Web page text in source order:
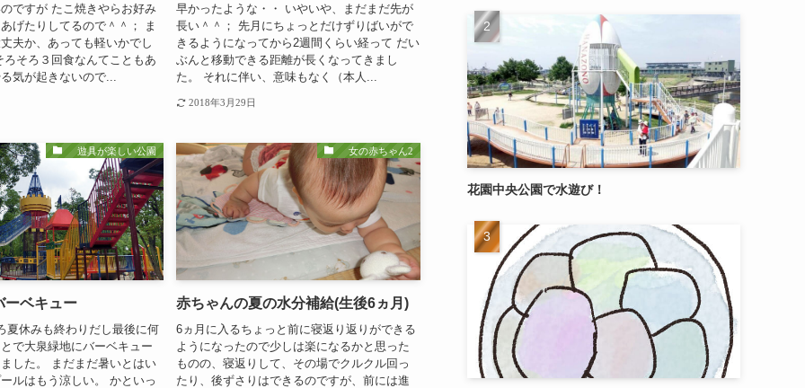
ですが たこ焼きやらお好み
げたりしてるので＾＾； ま
夫か、あっても軽いかでし
ろそろ３回食なんてこともあ
気が起きないので...
早かったような・・ いやいや、まだまだ先が
長い＾＾； 先月にちょっとだけずりばいがで
きるようになってから2週間くらい経って だい
ぶんと移動できる距離が長くなってきまし
た。 それに伴い、意味もなく（本人...
2018年3月29日
遊具が楽しい公園
ーベキュー
夏休みも終わりだし最後に何
で大泉緑地にバーベキュー
した。 まだまだ暑いとはい
ルはもう涼しい。 かといっ
女の赤ちゃん2
赤ちゃんの夏の水分補給(生後6ヵ月)
6ヵ月に入るちょっと前に寝返り返りができる
ようになったので少しは楽になるかと思った
ものの、寝返りして、その場でクルクル回っ
たり、後ずさりはできるのですが、前には進
花園中央公園で水遊び！